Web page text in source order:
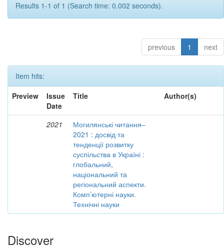
Results 1-1 of 1 (Search time: 0.002 seconds).
previous 1 next
Item hits:
Preview
Issue
Date
Title Author(s)
2021
Могилянські читання–
2021 : досвід та
тенденції розвитку
суспільства в Україні :
глобальний,
національний та
регіональний аспекти.
Комп’ютерні науки.
Технічні науки
Discover